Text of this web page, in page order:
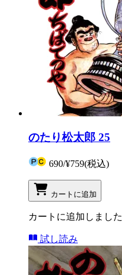
のたり松太郎 25
690/¥759(税込)
カートに追加
カートに追加しました
試し読み